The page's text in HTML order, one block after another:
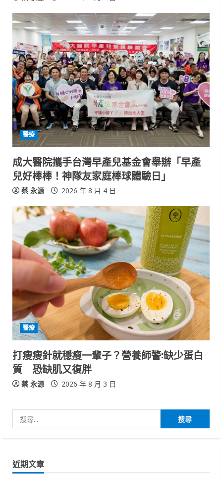
醫療
成大醫院攜手台灣早產兒基金會舉辦「早產
兒好棒棒！神隊友家庭棒球體驗日」
蔡 永源 2026 年 8 月 4 日
醫療
打瘦瘦針就穩瘦一輩子？營養師警:缺少蛋白
質 恐缺肌又復胖
蔡 永源 2026 年 8 月 3 日
尋
字:
近期文章